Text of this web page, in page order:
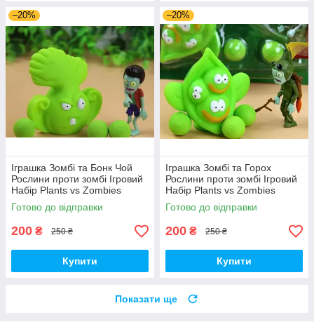
–20%
Іграшка Зомбі та Бонк Чой
Рослини проти зомбі Ігровий
Набір Plants vs Zombies
(00287)
Готово до відправки
200 ₴ 250 ₴
Купити
–20%
Іграшка Зомбі та Горох
Рослини проти зомбі Ігровий
Набір Plants vs Zombies
(00252)
Готово до відправки
200 ₴ 250 ₴
Купити
Показати ще